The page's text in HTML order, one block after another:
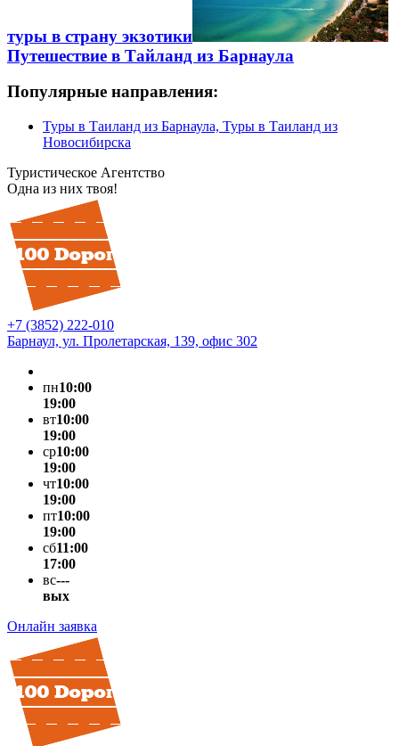
туры в страну экзотики
Путешествие в Тайланд из Барнаула
Популярные направления:
Туры в Таиланд из Барнаула, Туры в Таиланд из
Новосибирска
Туристическое Агентство
Одна из них твоя!
+7 (3852) 222-010
Барнаул, ул. Пролетарская, 139, офис 302
пн10:00
19:00
вт10:00
19:00
ср10:00
19:00
чт10:00
19:00
пт10:00
19:00
сб11:00
17:00
вс---
вых
Онлайн заявка